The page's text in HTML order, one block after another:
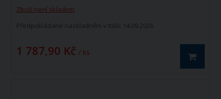
Zboží není skladem
Předpokládané naskladnění v Itálii: 14.09.2026
1 787,90 Kč / ks